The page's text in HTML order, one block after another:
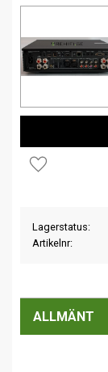
Lägg till i
Lagerstatus
Artikelnr
ALLMÄNT